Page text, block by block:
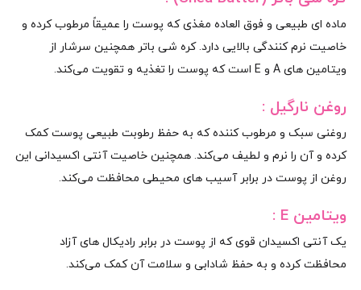
ماده‌ ای طبیعی و فوق‌ العاده مغذی که پوست را عمیقاً مرطوب کرده و
خاصیت نرم‌ کنندگی بالایی دارد. کره شی باتر همچنین سرشار از
ویتامین‌ های A و E است که پوست را تغذیه و تقویت می‌کند.
روغن نارگیل :
روغنی سبک و مرطوب‌ کننده که به حفظ رطوبت طبیعی پوست کمک
کرده و آن را نرم و لطیف می‌کند. همچنین خاصیت آنتی‌ اکسیدانی این
روغن از پوست در برابر آسیب‌ های محیطی محافظت می‌کند.
ویتامین E :
یک آنتی‌ اکسیدان قوی که از پوست در برابر رادیکال‌ های آزاد
محافظت کرده و به حفظ شادابی و سلامت آن کمک می‌کند.